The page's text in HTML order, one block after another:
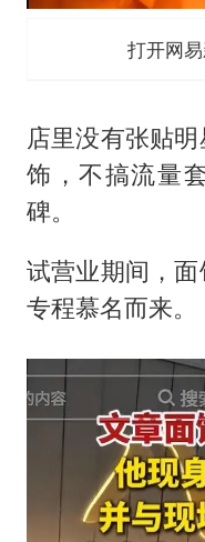
打开网
店里没有张贴
饰，不搞流量
碑。
试营业期间，
专程慕名而来。